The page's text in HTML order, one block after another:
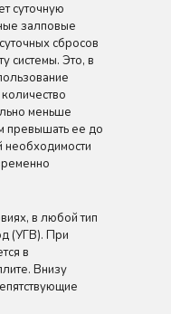
суточную
залповые
сбросов
системы. Это, в
меньше
превышать ее до
необходимости
в любой тип
(УГВ). При
в
Внизу